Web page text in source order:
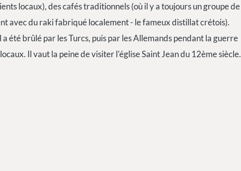
locaux), des cafés traditionnels (où il y a toujours un groupe de
avec du raki fabriqué localement - le fameux distillat crétois).
été brûlé par les Turcs, puis par les Allemands pendant la guerre
Il vaut la peine de visiter l'église Saint Jean du 12ème siècle.